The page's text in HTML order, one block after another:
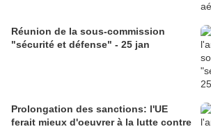
Réunion de la sous-commission
"sécurité et défense" - 25 jan
Prolongation des sanctions: l'UE
ferait mieux d'oeuvrer à la lutte contre